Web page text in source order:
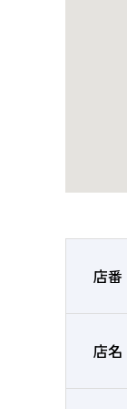
店番
店名